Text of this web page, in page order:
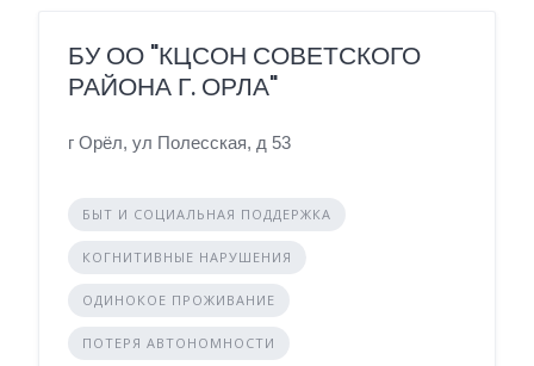
БУ ОО "КЦСОН СОВЕТСКОГО
РАЙОНА Г. ОРЛА"
г Орёл, ул Полесская, д 53
БЫТ И СОЦИАЛЬНАЯ ПОДДЕРЖКА
КОГНИТИВНЫЕ НАРУШЕНИЯ
ОДИНОКОЕ ПРОЖИВАНИЕ
ПОТЕРЯ АВТОНОМНОСТИ